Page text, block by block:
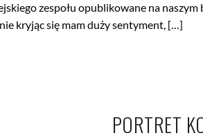
zespołu opublikowane na naszym
kryjąc się mam duży sentyment, […]
PORTRET